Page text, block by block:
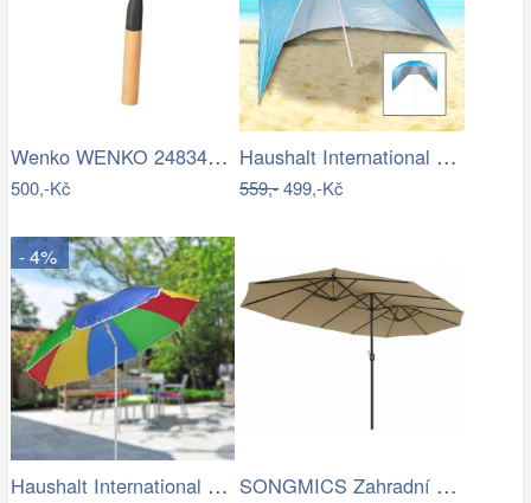
Wenko WENKO 24834100 - Stěrka BAMBUSa…
500,-Kč
Haushalt International Plážový…
559,-499,-Kč
- 4%
Haushalt International Slunečník duhový… SONGMICS Zahradní slunečník Lyre šedý